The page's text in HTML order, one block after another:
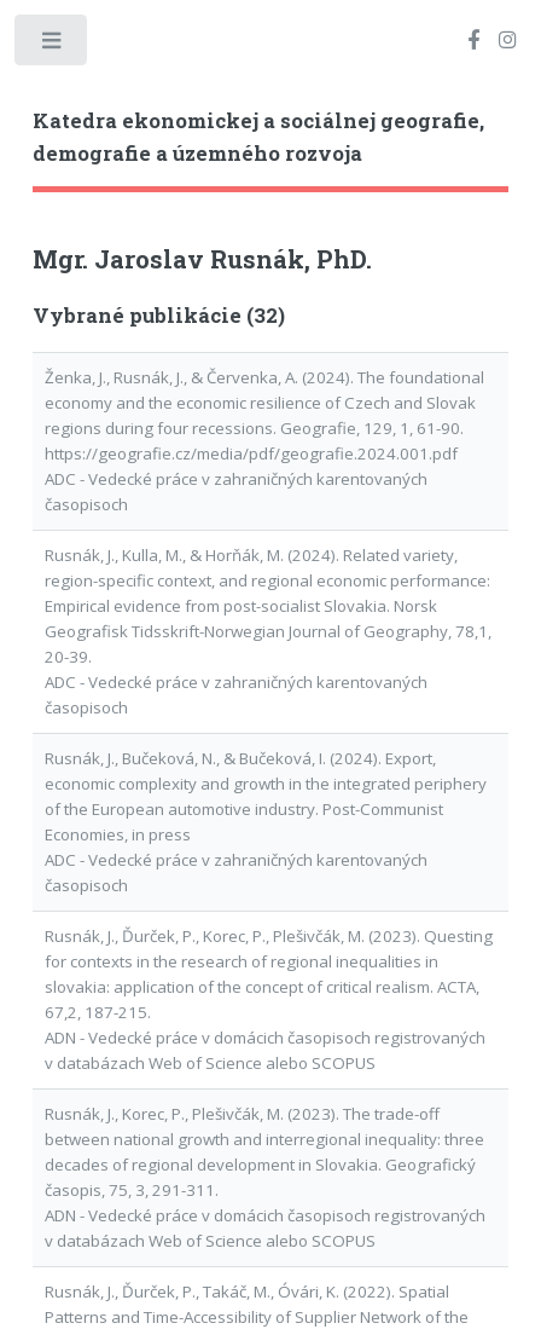
Katedra ekonomickej a sociálnej geografie,
demografie a územného rozvoja
Mgr. Jaroslav Rusnák, PhD.
Vybrané publikácie (32)
Ženka, J., Rusnák, J., & Červenka, A. (2024). The foundational
economy and the economic resilience of Czech and Slovak
regions during four recessions. Geografie, 129, 1, 61-90.
https://geografie.cz/media/pdf/geografie.2024.001.pdf
ADC - Vedecké práce v zahraničných karentovaných
časopisoch
Rusnák, J., Kulla, M., & Horňák, M. (2024). Related variety,
region-specific context, and regional economic performance:
Empirical evidence from post-socialist Slovakia. Norsk
Geografisk Tidsskrift-Norwegian Journal of Geography, 78,1,
20-39.
ADC - Vedecké práce v zahraničných karentovaných
časopisoch
Rusnák, J., Bučeková, N., & Bučeková, I. (2024). Export,
economic complexity and growth in the integrated periphery
of the European automotive industry. Post-Communist
Economies, in press
ADC - Vedecké práce v zahraničných karentovaných
časopisoch
Rusnák, J., Ďurček, P., Korec, P., Plešivčák, M. (2023). Questing
for contexts in the research of regional inequalities in
slovakia: application of the concept of critical realism. ACTA,
67,2, 187-215.
ADN - Vedecké práce v domácich časopisoch registrovaných
v databázach Web of Science alebo SCOPUS
Rusnák, J., Korec, P., Plešivčák, M. (2023). The trade-off
between national growth and interregional inequality: three
decades of regional development in Slovakia. Geografický
časopis, 75, 3, 291-311.
ADN - Vedecké práce v domácich časopisoch registrovaných
v databázach Web of Science alebo SCOPUS
Rusnák, J., Ďurček, P., Takáč, M., Óvári, K. (2022). Spatial
Patterns and Time-Accessibility of Supplier Network of the